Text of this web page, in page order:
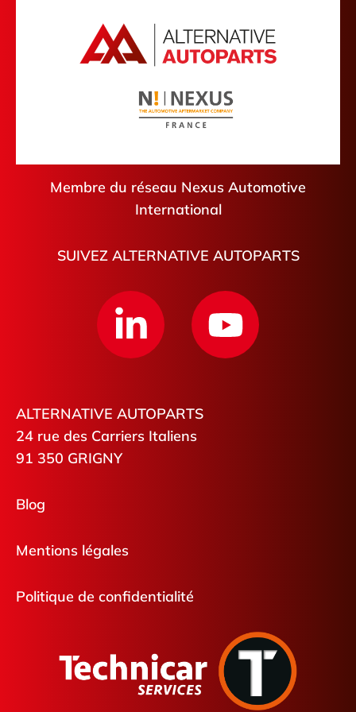
Hautes-Pyrénées
Tarn-et-Garonne
Palaiseau
Membre du réseau Nexus Automotive
International
SUIVEZ ALTERNATIVE AUTOPARTS
ALTERNATIVE AUTOPARTS
24 rue des Carriers Italiens
91 350 GRIGNY
Blog
Mentions légales
Politique de confidentialité